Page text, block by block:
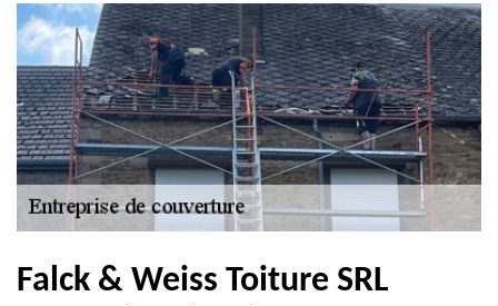
Falck & Weiss Toiture SRL